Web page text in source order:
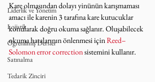
Liderlik ve Yönetim
Lojistik
Öğrenilmiş Dersler
Satınalma
Tedarik Zinciri
Kare olmasından dolayı yinünün karışmaması
amacı ile karenin 3 tarafına kare kutucuklar
konularak doğru okuma sağlanır. Oluşabilecek
okuma hatalarının önlenmesi için Reed–
Solomon error correction sistemini kullanır.